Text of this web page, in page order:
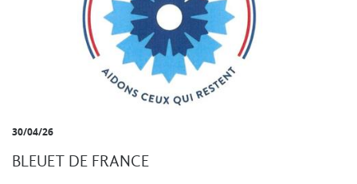
30/04/26
BLEUET DE FRANCE